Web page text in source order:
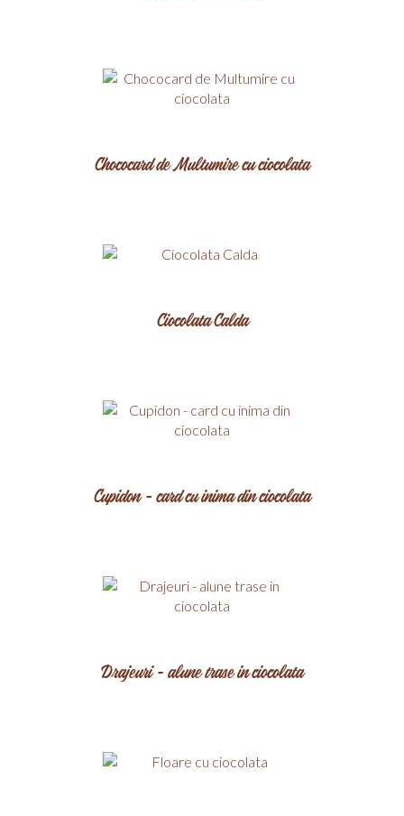
Chococard de Multumire cu ciocolata
Ciocolata Calda
Cupidon - card cu inima din ciocolata
Drajeuri - alune trase in ciocolata